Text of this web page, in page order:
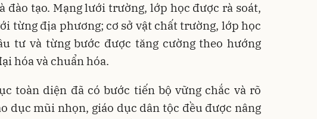
đào tạo. Mạng lưới trường, lớp học được rà soát,
từng địa phương; cơ sở vật chất trường, lớp học
tư và từng bước được tăng cường theo hướng
hóa và chuẩn hóa.
toàn diện đã có bước tiến bộ vững chắc và rõ
dục mũi nhọn, giáo dục dân tộc đều được nâng